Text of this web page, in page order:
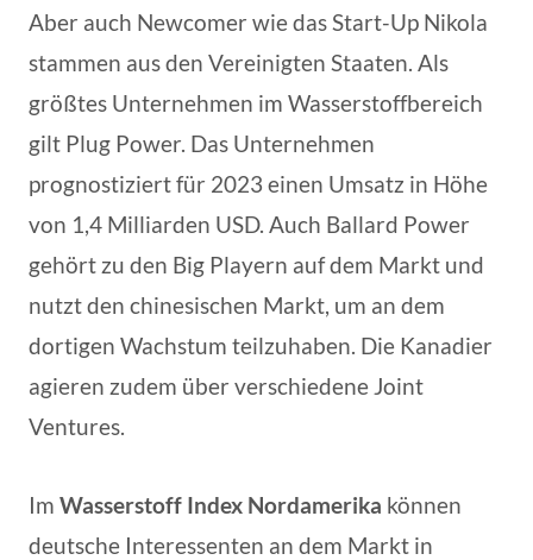
Aber auch Newcomer wie das Start-Up Nikola
stammen aus den Vereinigten Staaten. Als
größtes Unternehmen im Wasserstoffbereich
gilt Plug Power. Das Unternehmen
prognostiziert für 2023 einen Umsatz in Höhe
von 1,4 Milliarden USD. Auch Ballard Power
gehört zu den Big Playern auf dem Markt und
nutzt den chinesischen Markt, um an dem
dortigen Wachstum teilzuhaben. Die Kanadier
agieren zudem über verschiedene Joint
Ventures.
Im Wasserstoff Index Nordamerika können
deutsche Interessenten an dem Markt in